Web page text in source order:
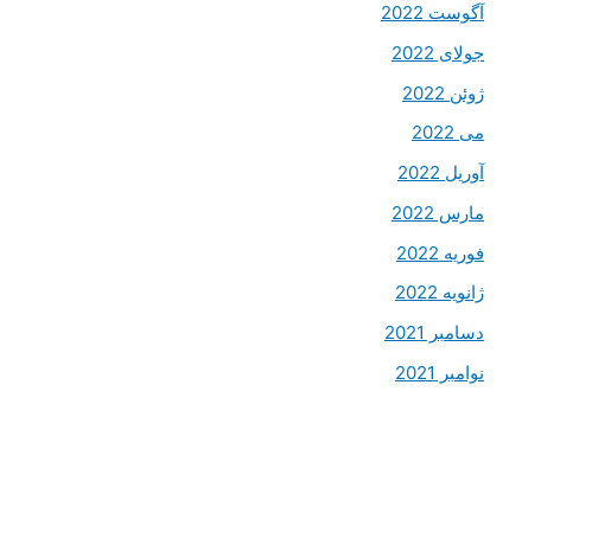
آگوست 2022
جولای 2022
ژوئن 2022
می 2022
آوریل 2022
مارس 2022
فوریه 2022
ژانویه 2022
دسامبر 2021
نوامبر 2021